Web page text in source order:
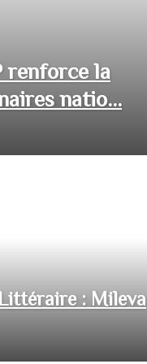
renforce la
natio...
: Mileva